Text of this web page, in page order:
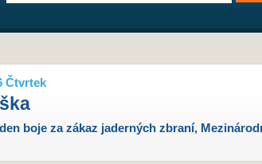
Čtvrtek
boje za zákaz jaderných zbraní,